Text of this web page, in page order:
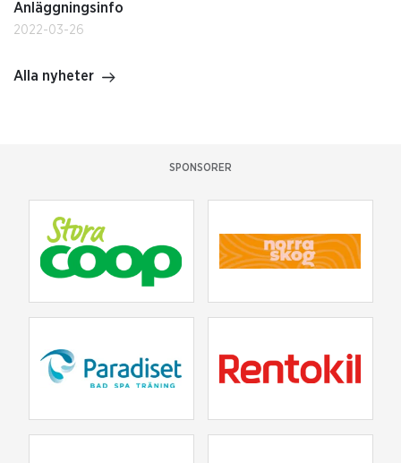
Anläggningsinfo
2022-03-26
Alla nyheter
SPONSORER